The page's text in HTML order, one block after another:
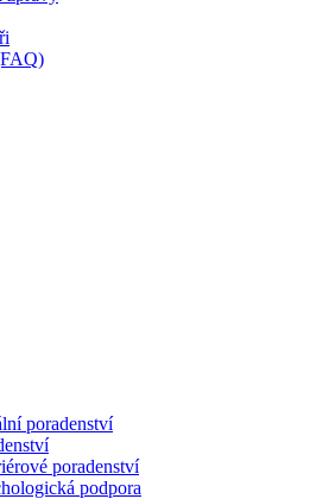
poradenství
poradenství
podpora